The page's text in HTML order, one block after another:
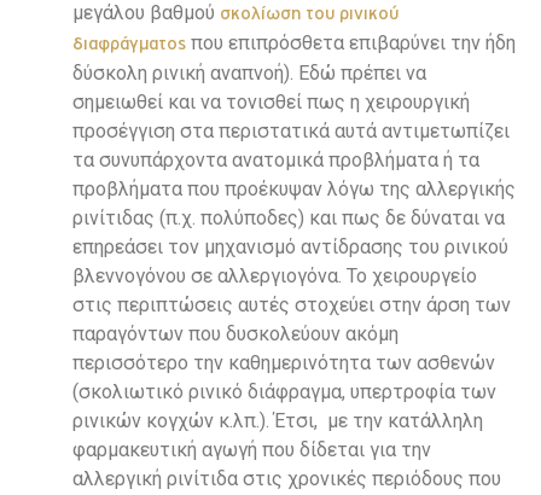
μεγάλου βαθμού σκολίωση του ρινικού
διαφράγματος που επιπρόσθετα επιβαρύνει την ήδη
δύσκολη ρινική αναπνοή). Εδώ πρέπει να
σημειωθεί και να τονισθεί πως η χειρουργική
προσέγγιση στα περιστατικά αυτά αντιμετωπίζει
τα συνυπάρχοντα ανατομικά προβλήματα ή τα
προβλήματα που προέκυψαν λόγω της αλλεργικής
ρινίτιδας (π.χ. πολύποδες) και πως δε δύναται να
επηρεάσει τον μηχανισμό αντίδρασης του ρινικού
βλεννογόνου σε αλλεργιογόνα. Το χειρουργείο
στις περιπτώσεις αυτές στοχεύει στην άρση των
παραγόντων που δυσκολεύουν ακόμη
περισσότερο την καθημερινότητα των ασθενών
(σκολιωτικό ρινικό διάφραγμα, υπερτροφία των
ρινικών κογχών κ.λπ.). Έτσι, με την κατάλληλη
φαρμακευτική αγωγή που δίδεται για την
αλλεργική ρινίτιδα στις χρονικές περιόδους που